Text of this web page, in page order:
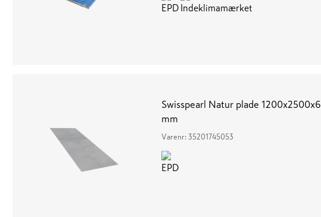
Swisspearl Natur plade 1200x2500x6
mm
Varenr: 35201745053